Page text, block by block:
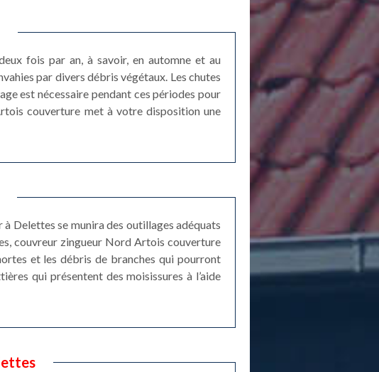
fois par an, à savoir, en automne et au
par divers débris végétaux. Les chutes
est nécessaire pendant ces périodes pour
couverture met à votre disposition une
Delettes se munira des outillages adéquats
couvreur zingueur Nord Artois couverture
et les débris de branches qui pourront
qui présentent des moisissures à l’aide